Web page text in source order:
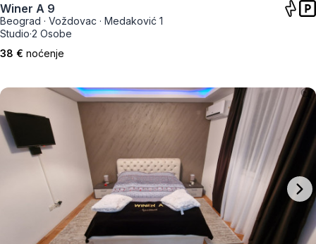
Winer A 9
Beograd · Voždovac · Medaković 1
Studio·2 Osobe
38 € noćenje